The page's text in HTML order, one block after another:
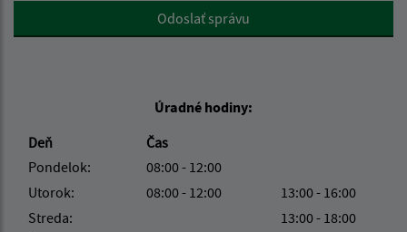
Google reCaptcha ResponseOdoslať správu
Úradné hodiny:
Deň
Čas
Pondelok:
08:00 - 12:00
Utorok:
08:00 - 12:00
13:00 - 16:00
Streda:
13:00 - 18:00